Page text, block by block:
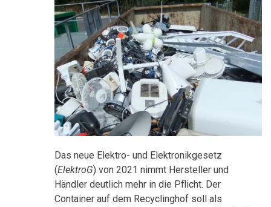
Das neue Elektro- und Elektronikgesetz
(ElektroG) von 2021 nimmt Hersteller und
Händler deutlich mehr in die Pflicht. Der
Container auf dem Recyclinghof soll als